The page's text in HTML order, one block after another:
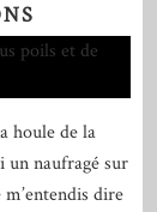
houle de la
naufragé sur
dire